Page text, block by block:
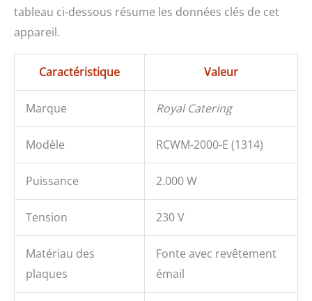
tableau ci-dessous résume les données clés de cet
appareil.
Caractéristique Valeur
Marque Royal Catering
Modèle RCWM-2000-E (1314)
Puissance 2.000 W
Tension 230 V
Matériau des
plaques
Fonte avec revêtement
émail